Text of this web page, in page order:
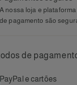
A nossa loja e plataforma
de pagamento são
de
PayPal e cartões